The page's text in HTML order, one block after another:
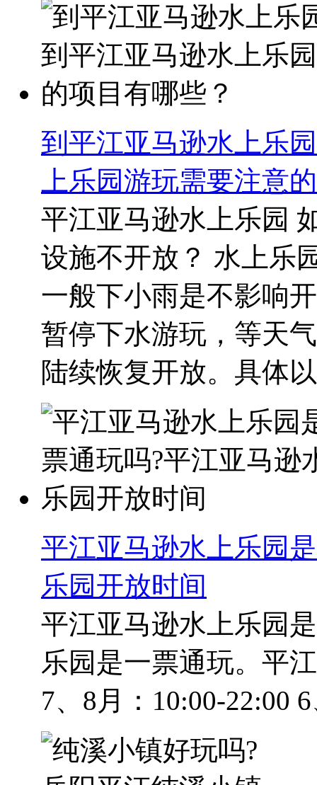
到平江亚马逊水上乐
上乐园游玩需要注意
平江亚马逊水上乐园
设施不开放？ 水上乐
一般下小雨是不影响
暂停下水游玩，等天
陆续恢复开放。具体
平江亚马逊水上乐园
乐园开放时间
平江亚马逊水上乐园
乐园是一票通玩。平
7、8月：10:00-22:00